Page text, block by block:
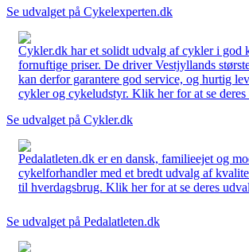
Se udvalget på Cykelexperten.dk
Cykler.dk har et solidt udvalg af cykler i god
fornuftige priser. De driver Vestjyllands
kan derfor garantere god service, og hurtig
cykler og cykeludstyr. Klik her for at se deres
Se udvalget på Cykler.dk
Pedalatleten.dk er en dansk, familieejet og
cykelforhandler med et bredt udvalg af
til hverdagsbrug. Klik her for at se deres
Se udvalget på Pedalatleten.dk